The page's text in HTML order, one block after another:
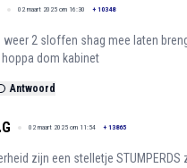
02 maart 2025 om 16:30 + 10348
weer 2 sloffen shag mee laten
dom kabinet
Antwoord
02 maart 2025 om 11:54 + 13865
zijn een stelletje